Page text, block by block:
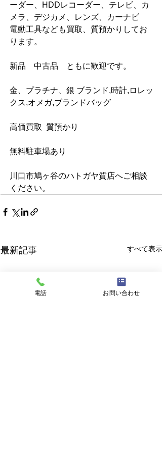
ーダー、HDDレコーダー、テレビ、カ
メラ、デジカメ、レンズ、カーナビ
電動工具なども買取、質預かりしてお
ります。
新品　中古品　ともに歓迎です。
金、プラチナ、銀 ブランド,時計,ロレッ
クス,オメガ,ブランドバッグ
高価買取  質預かり
無料駐車場あり
川口市鳩ヶ谷のハトガヤ質店へご相談
ください。
最新記事 すべて表示
電話 お問い合わせ